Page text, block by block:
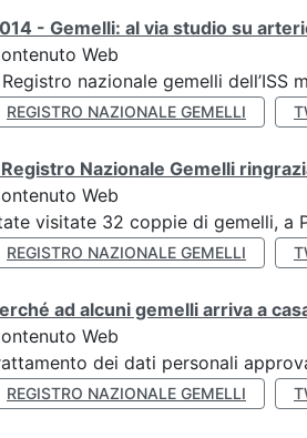
- Gemelli: al via studio su
Web
nazionale gemelli
REGISTRO NAZIONALE GEMELLI
Registro Nazionale Gemelli
Web
visitate 32 coppie di gemelli, a
REGISTRO NAZIONALE GEMELLI
ad alcuni gemelli arriva a
Web
dei dati personali
REGISTRO NAZIONALE GEMELLI